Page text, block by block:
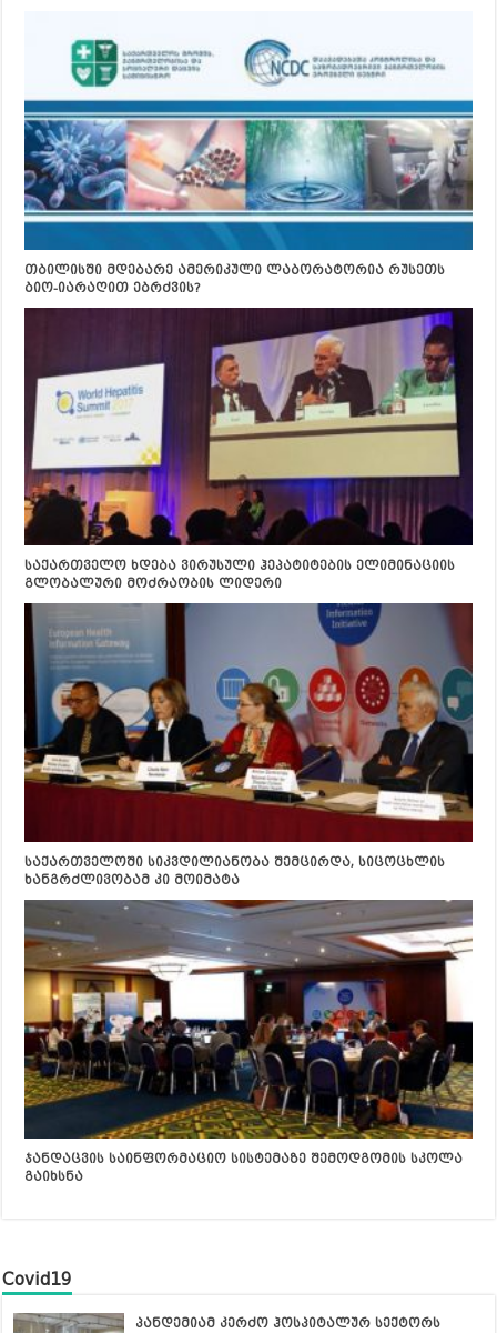
თბილისში მდებარე ამერიკული ლაბორატორია რუსეთს
ბიო-იარაღით ებრძვის?
საქართველო ხდება ვირუსული ჰეპატიტების ელიმინაციის
გლობალური მოძრაობის ლიდერი
საქართველოში სიკვდილიანობა შემცირდა, სიცოცხლის
ხანგრძლივობამ კი მოიმატა
ჯანდაცვის საინფორმაციო სისტემაზე შემოდგომის სკოლა
გაიხსნა
Covid19
პანდემიამ კერძო ჰოსპიტალურ სექტორს